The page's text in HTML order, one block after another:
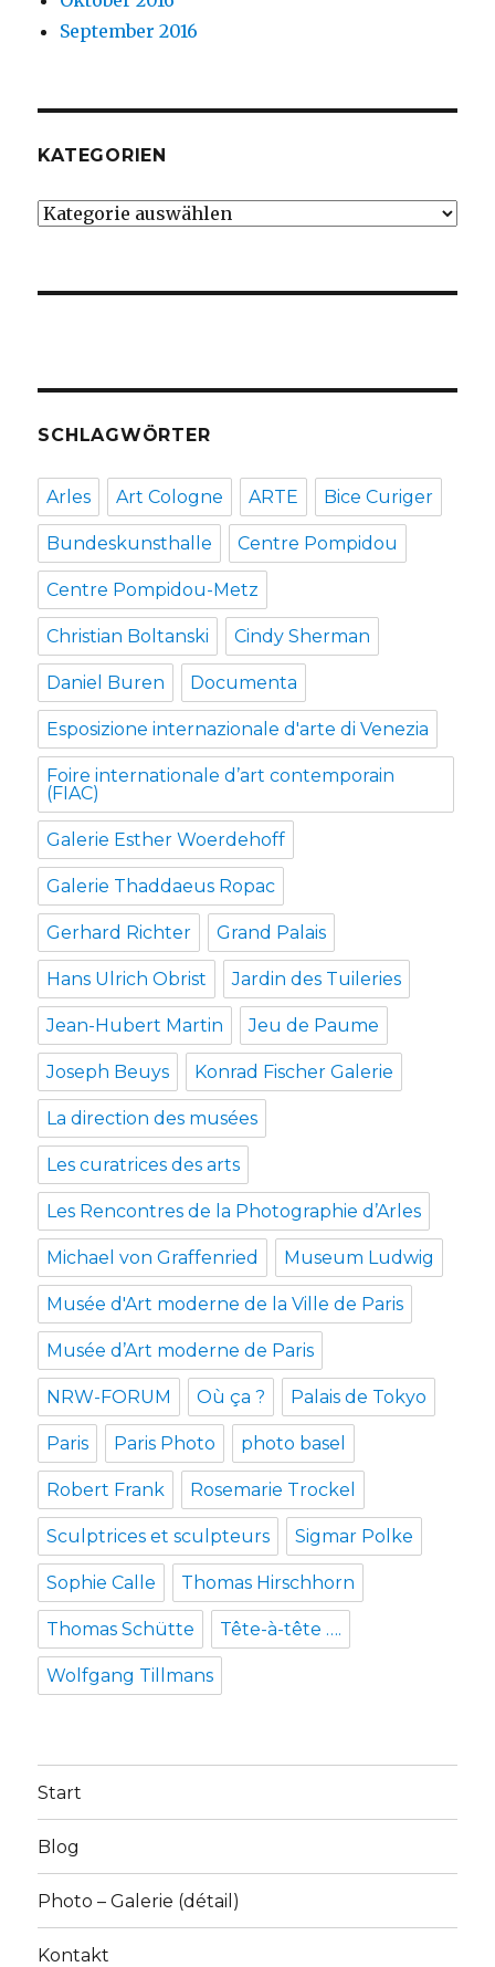
September 2016
KATEGORIEN
Kategorien
SCHLAGWÖRTER
Arles Art Cologne ARTE Bice Curiger
Bundeskunsthalle Centre Pompidou
Centre Pompidou-Metz
Christian Boltanski Cindy Sherman
Daniel Buren Documenta
Esposizione internazionale d'arte di Venezia
Foire internationale d’art contemporain
(FIAC)
Galerie Esther Woerdehoff
Galerie Thaddaeus Ropac
Gerhard Richter Grand Palais
Hans Ulrich Obrist Jardin des Tuileries
Jean-Hubert Martin Jeu de Paume
Joseph Beuys Konrad Fischer Galerie
La direction des musées
Les curatrices des arts
Les Rencontres de la Photographie d’Arles
Michael von Graffenried Museum Ludwig
Musée d'Art moderne de la Ville de Paris
Musée d’Art moderne de Paris
NRW-FORUM Où ça ? Palais de Tokyo
Paris Paris Photo photo basel
Robert Frank Rosemarie Trockel
Sculptrices et sculpteurs Sigmar Polke
Sophie Calle Thomas Hirschhorn
Thomas Schütte Tête-à-tête ….
Wolfgang Tillmans
Start
Blog
Photo – Galerie (détail)
Kontakt